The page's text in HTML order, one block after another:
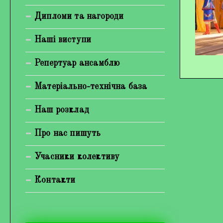
Богуненко Денис Олександрович
Гірієнко Ірина Михайлівна
Відеогалерея
Фотогалерея
Дипломи та нагороди
Наші виступи
Репертуар ансамблю
Матеріально-технічна база
Наш розклад
Про нас пишуть
Учасники колективу
Контакти